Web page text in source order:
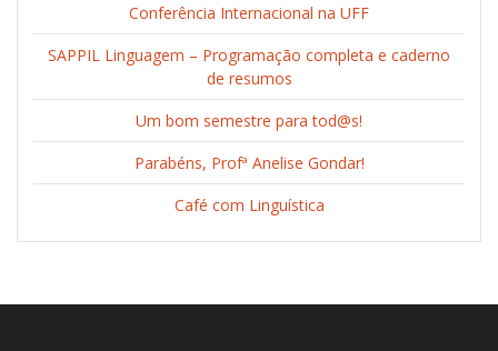
Conferência Internacional na UFF
SAPPIL Linguagem – Programação completa e caderno
de resumos
Um bom semestre para tod@s!
Parabéns, Profª Anelise Gondar!
Café com Linguística